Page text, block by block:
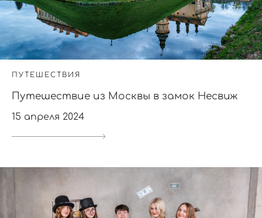
ПУТЕШЕСТВИЯ
Путешествие из Москвы в замок Несвиж
15 апреля 2024